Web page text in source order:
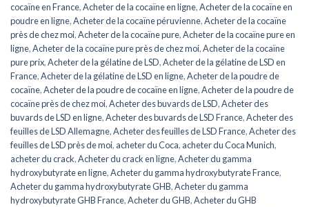
cocaïne en France,Acheter de la cocaïne en ligne,Acheter de la cocaïne en
poudre en ligne,Acheter de la cocaïne péruvienne,Acheter de la cocaïne
près de chez moi,Acheter de la cocaïne pure,Acheter de la cocaïne pure en
ligne,Acheter de la cocaïne pure près de chez moi,Acheter de la cocaïne
pure prix,Acheter de la gélatine de LSD,Acheter de la gélatine de LSD en
France,Acheter de la gélatine de LSD en ligne,Acheter de la poudre de
cocaïne,Acheter de la poudre de cocaïne en ligne,Acheter de la poudre de
cocaïne près de chez moi,Acheter des buvards de LSD,Acheter des
buvards de LSD en ligne,Acheter des buvards de LSD France,Acheter des
feuilles de LSD Allemagne,Acheter des feuilles de LSD France,Acheter des
feuilles de LSD près de moi, acheter du Coca, acheter du Coca Munich,
acheter du crack,Acheter du crack en ligne,Acheter du gamma
hydroxybutyrate en ligne,Acheter du gamma hydroxybutyrate France,
Acheter du gamma hydroxybutyrate GHB,Acheter du gamma
hydroxybutyrate GHB France,Acheter du GHB,Acheter du GHB